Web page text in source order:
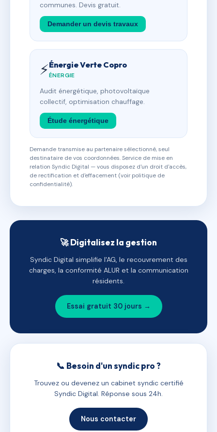
communes. Devis gratuit.
Demander un devis travaux
⚡Énergie Verte Copro
ÉNERGIE
Audit énergétique, photovoltaïque
collectif, optimisation chauffage.
Étude énergétique
Demande transmise au partenaire sélectionné, seul
destinataire de vos coordonnées. Service de mise en
relation Syndic Digital — vous disposez d'un droit d'accès,
de rectification et d'effacement (voir politique de
confidentialité).
🚀 Digitalisez la gestion
Syndic Digital simplifie l'AG, le recouvrement des
charges, la conformité ALUR et la communication
résidents.
Essai gratuit 30 jours →
📞 Besoin d'un syndic pro ?
Trouvez ou devenez un cabinet syndic certifié
Syndic Digital. Réponse sous 24h.
Nous contacter